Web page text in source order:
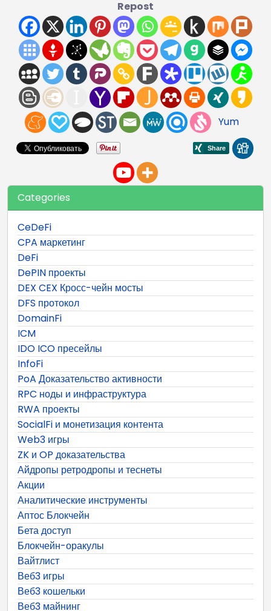
Repost
Yum
Categories
CeDeFi
CPA маркетинг
DeFi
DePIN проекты
DEX CEX Кросс-чейн мосты
DFS протокол
DomainFi
ICM
IDO ICO пресейлы
InfoFi
PoA Доказательство активности
RPC ноды и инфраструктура
RWA проекты
SocialFi и монетизация контента
Web3 игры
ZK и OP доказательства
Айдропы ретродропы и теснеты
Акции
Аналитические инструменты
Аптос Блокчейн
Бета доступ
Блокчейн-оракулы
Вайтлист
Веб3 игры
Веб3 кошельки
Веб3 майнинг